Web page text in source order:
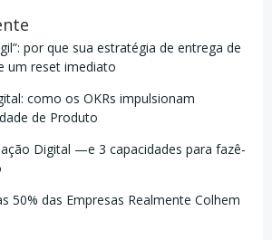
por que sua estratégia de entrega de
um reset imediato
como os OKRs impulsionam
de Produto
Digital —e 3 capacidades para fazê-
50% das Empresas Realmente Colhem